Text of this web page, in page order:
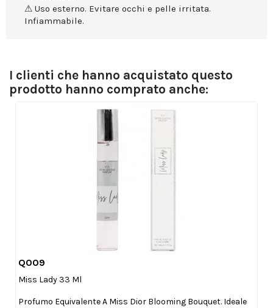
⚠ Uso esterno. Evitare occhi e pelle irritata.
Infiammabile.
I clienti che hanno acquistato questo
prodotto hanno comprato anche:
Q009
Miss Lady 33 Ml
Profumo Equivalente A Miss Dior Blooming Bouquet. Ideale